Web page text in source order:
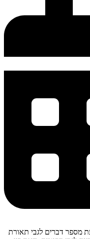
מספר דברים לגבי תאורת